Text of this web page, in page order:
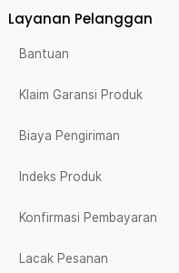
Layanan Pelanggan
Bantuan
Klaim Garansi Produk
Biaya Pengiriman
Indeks Produk
Konfirmasi Pembayaran
Lacak Pesanan